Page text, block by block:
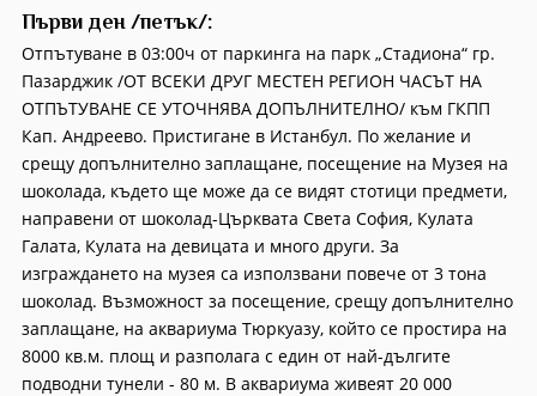
Първи ден /петък/:
Отпътуване в 03:00ч от паркинга на парк „Стадиона“ гр.
Пазарджик /ОТ ВСЕКИ ДРУГ МЕСТЕН РЕГИОН ЧАСЪТ НА
ОТПЪТУВАНЕ СЕ УТОЧНЯВА ДОПЪЛНИТЕЛНО/ към ГКПП
Кап. Андреево. Пристигане в Истанбул. По желание и
срещу допълнително заплащане, посещение на Музея на
шоколада, където ще може да се видят стотици предмети,
направени от шоколад-Църквата Света София, Кулата
Галата, Кулата на девицата и много други. За
изграждането на музея са използвани повече от 3 тона
шоколад. Възможност за посещение, срещу допълнително
заплащане, на аквариума Тюркуазу, който се простира на
8000 кв.м. площ и разполага с един от най-дългите
подводни тунели - 80 м. В аквариума живеят 20 000